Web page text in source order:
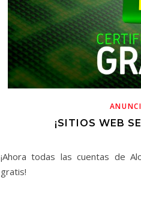
¡SITIOS WEB
¡Ahora todas las cuentas de
gratis!